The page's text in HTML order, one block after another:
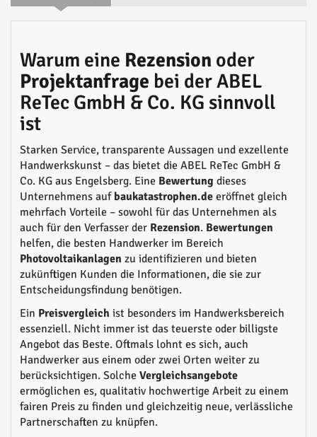
Warum eine Rezension oder
Projektanfrage bei der ABEL
ReTec GmbH & Co. KG sinnvoll
ist
Starken Service, transparente Aussagen und exzellente
Handwerkskunst – das bietet die ABEL ReTec GmbH &
Co. KG aus Engelsberg. Eine Bewertung dieses
Unternehmens auf baukatastrophen.de eröffnet gleich
mehrfach Vorteile – sowohl für das Unternehmen als
auch für den Verfasser der Rezension. Bewertungen
helfen, die besten Handwerker im Bereich
Photovoltaikanlagen zu identifizieren und bieten
zukünftigen Kunden die Informationen, die sie zur
Entscheidungsfindung benötigen.
Ein Preisvergleich ist besonders im Handwerksbereich
essenziell. Nicht immer ist das teuerste oder billigste
Angebot das Beste. Oftmals lohnt es sich, auch
Handwerker aus einem oder zwei Orten weiter zu
berücksichtigen. Solche Vergleichsangebote
ermöglichen es, qualitativ hochwertige Arbeit zu einem
fairen Preis zu finden und gleichzeitig neue, verlässliche
Partnerschaften zu knüpfen.